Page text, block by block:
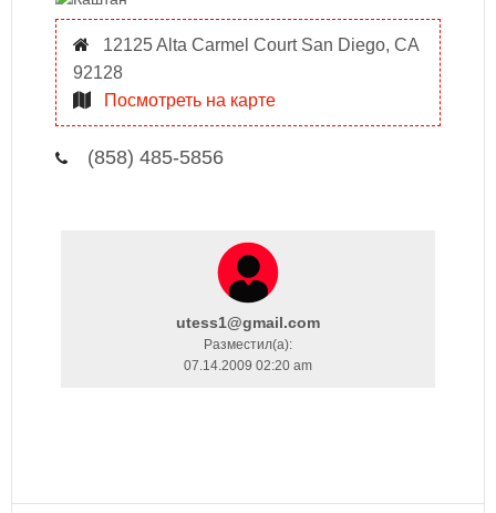
12125 Alta Carmel Court San Diego, CA
92128
Посмотреть на карте
(858) 485-5856
utess1@gmail.com
Разместил(a):
07.14.2009 02:20 am